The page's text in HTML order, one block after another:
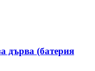
дърва (батерия